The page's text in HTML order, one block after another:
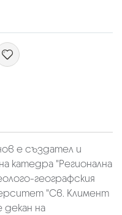
е създател и
катедра "Регионална
географския
"Св. Климент
декан на